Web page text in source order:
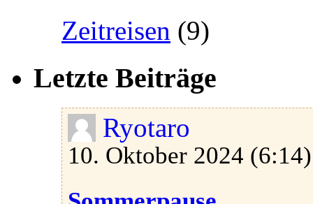
Zeitreisen (9)
Letzte Beiträge
Ryotaro
10. Oktober 2024 (6:14)